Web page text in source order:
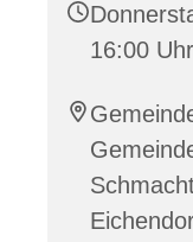
16:00 Uhr